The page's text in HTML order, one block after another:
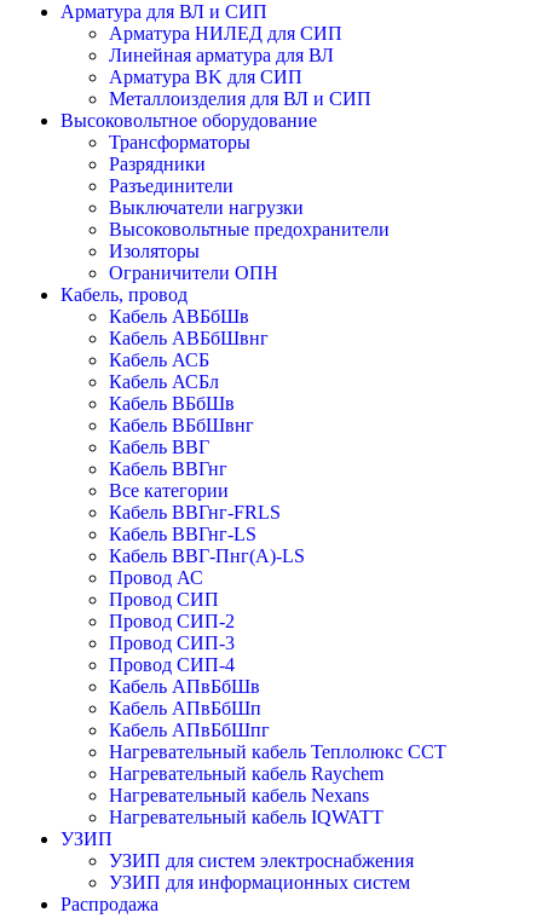
Арматура для ВЛ и СИП
Арматура НИЛЕД для СИП
Линейная арматура для ВЛ
Арматура BK для СИП
Металлоизделия для ВЛ и СИП
Высоковольтное оборудование
Трансформаторы
Разрядники
Разъединители
Выключатели нагрузки
Высоковольтные предохранители
Изоляторы
Ограничители ОПН
Кабель, провод
Кабель АВБбШв
Кабель АВБбШвнг
Кабель АСБ
Кабель АСБл
Кабель ВБбШв
Кабель ВБбШвнг
Кабель ВВГ
Кабель ВВГнг
Все категории
Кабель ВВГнг-FRLS
Кабель ВВГнг-LS
Кабель ВВГ-Пнг(А)-LS
Провод АС
Провод СИП
Провод СИП-2
Провод СИП-3
Провод СИП-4
Кабель АПвБбШв
Кабель АПвБбШп
Кабель АПвБбШпг
Нагревательный кабель Теплолюкс ССТ
Нагревательный кабель Raychem
Нагревательный кабель Nexans
Нагревательный кабель IQWATT
УЗИП
УЗИП для систем электроснабжения
УЗИП для информационных систем
Распродажа